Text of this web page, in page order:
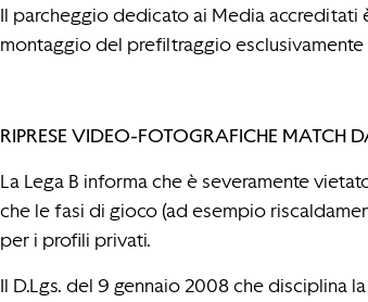
Il parcheggio dedicato ai Media accreditati
montaggio del prefiltraggio esclusivamente
RIPRESE VIDEO-FOTOGRAFICHE MATCH
La Lega B informa che è severamente
che le fasi di gioco (ad esempio
per i profili privati.
Il D.Lgs. del 9 gennaio 2008 che disciplina